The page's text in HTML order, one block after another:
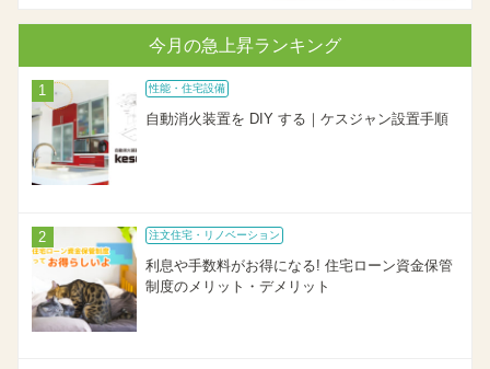
今月の急上昇ランキング
性能・住宅設備
自動消火装置を DIY する｜ケスジャン設置手順
注文住宅・リノベーション
利息や手数料がお得になる! 住宅ローン資金保管
制度のメリット・デメリット